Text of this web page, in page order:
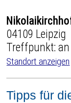
04109 Leipzig
Treffpunkt: an
Standort anzeigen
Tipps für